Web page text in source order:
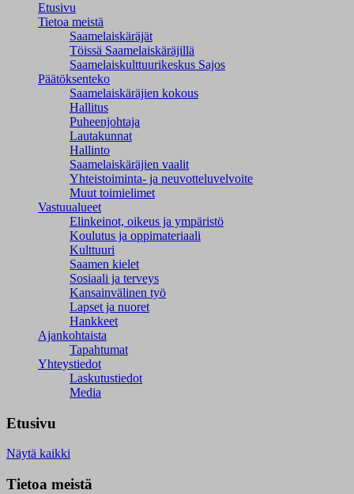
Etusivu
Tietoa meistä
Saamelaiskäräjät
Töissä Saamelaiskäräjillä
Saamelaiskulttuuri­keskus Sajos
Päätöksenteko
Saamelaiskäräjien kokous
Hallitus
Puheenjohtaja
Lautakunnat
Hallinto
Saamelaiskäräjien vaalit
Yhteistoiminta- ja neuvotteluvelvoite
Muut toimielimet
Vastuualueet
Elinkeinot, oikeus ja ympäristö
Koulutus ja oppimateriaali
Kulttuuri
Saamen kielet
Sosiaali ja terveys
Kansainvälinen työ
Lapset ja nuoret
Hankkeet
Ajankohtaista
Tapahtumat
Yhteystiedot
Laskutustiedot
Media
Etusivu
Näytä kaikki
Tietoa meistä